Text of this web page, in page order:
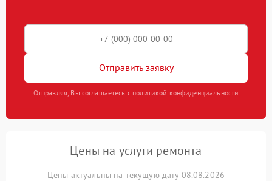
Отправить заявку
Отправляя, Вы соглашаетесь с политикой конфиденциальности
Цены на услуги ремонта
Цены актуальны на текущую дату 08.08.2026